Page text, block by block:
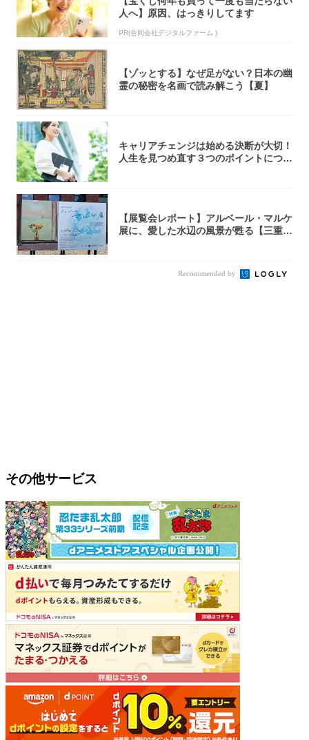
人へ】原因、はっきりしてます
PR(合同会社デジタルファーム )
【ゾッとする】なぜ足がない？日本の幽
霊の秘密を名画で読み解こう【夏】
キャリアチェンジは始める決断が大切！
人生を見つめ直す３つのポイントについ
【展覧会レポート】アルベール・マルケ
展に、愛した水辺の風景が甦る【三重県
Recommended by
その他サービス